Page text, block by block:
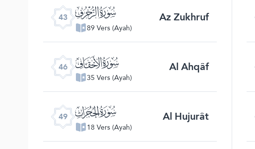
43 ﯘ
89 Vers (Ayah)
Az Zukhruf
46 ﯛ
35 Vers (Ayah)
Al Ahqâf
49 ﯞ
18 Vers (Ayah)
Al Hujurât